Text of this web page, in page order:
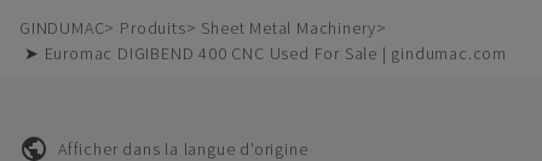
GINDUMAC Produits
Sheet Metal Machinery
➤ Euromac DIGIBEND 400 CNC Used For Sale | gindumac.com
Afficher dans la langue d'origine